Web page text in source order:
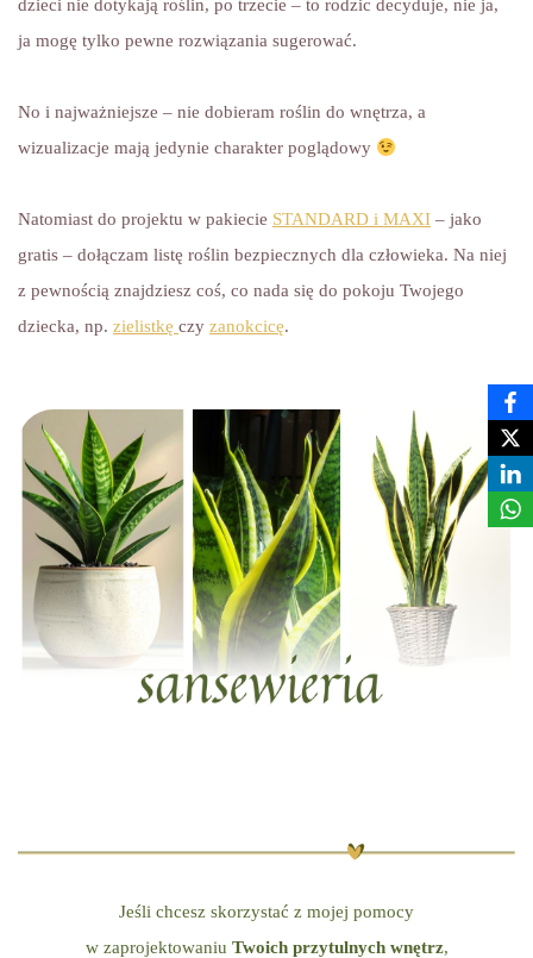
dzieci nie dotykają roślin, po trzecie – to rodzic decyduje, nie ja,
ja mogę tylko pewne rozwiązania sugerować.
No i najważniejsze – nie dobieram roślin do wnętrza, a
wizualizacje mają jedynie charakter poglądowy
Natomiast do projektu w pakiecie STANDARD i MAXI – jako
gratis – dołączam listę roślin bezpiecznych dla człowieka. Na niej
z pewnością znajdziesz coś, co nada się do pokoju Twojego
dziecka, np. zielistkę czy zanokcicę.
Jeśli chcesz skorzystać z mojej pomocy
w zaprojektowaniu Twoich przytulnych wnętrz,